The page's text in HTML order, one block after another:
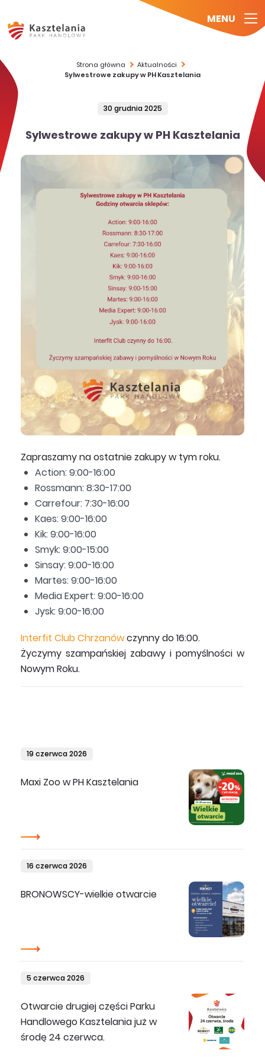
MENU
Strona główna Aktualności
Sylwestrowe zakupy w PH Kasztelania
30 grudnia 2025
Sylwestrowe zakupy w PH Kasztelania
Zapraszamy na ostatnie zakupy w tym roku.
Action: 9:00-16:00
Rossmann: 8:30-17:00
Carrefour: 7:30-16:00
Kaes: 9:00-16:00
Kik: 9:00-16:00
Smyk: 9:00-15:00
Sinsay: 9:00-16:00
Martes: 9:00-16:00
Media Expert: 9:00-16:00
Jysk: 9:00-16:00
Interfit Club Chrzanówczynny do 16:00.
Życzymy szampańskiej zabawy i pomyślności w
Nowym Roku.
19 czerwca 2026
Maxi Zoo w PH Kasztelania
16 czerwca 2026
BRONOWSCY-wielkie otwarcie
5 czerwca 2026
Otwarcie drugiej części Parku
Handlowego Kasztelania już w
środę 24 czerwca.